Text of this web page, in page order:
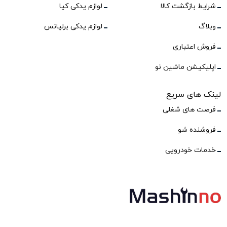
شرایط بازگشت کالا
وبلاگ
فروش اعتباری
اپلیکیشن ماشین نو
لوازم یدکی کیا
لوازم یدکی برلیانس
لینک های سریع
فرصت های شغلی
فروشنده شو
خدمات خودرویی